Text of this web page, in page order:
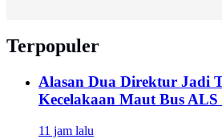
Terpopuler
Alasan Dua Direktur Jadi
Kecelakaan Maut Bus
11 jam lalu